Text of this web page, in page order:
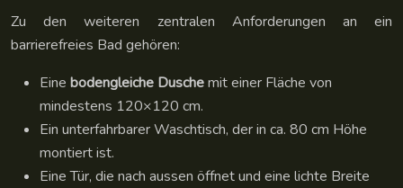
Zu den weiteren zentralen Anforderungen an ein
barrierefreies Bad gehören:
Eine bodengleiche Duschemit einer Fläche von
mindestens 120×120 cm.
Ein unterfahrbarer Waschtisch, der in ca. 80 cm Höhe
montiert ist.
Eine Tür, die nach aussen öffnet und eine lichte Breite